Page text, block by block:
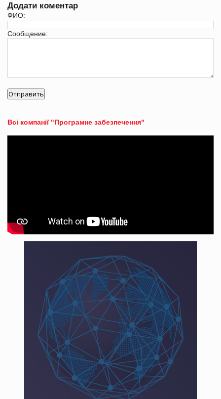
Додати коментар
ФИО:
Сообщение:
Всі компанії "Програмне забезпечення"